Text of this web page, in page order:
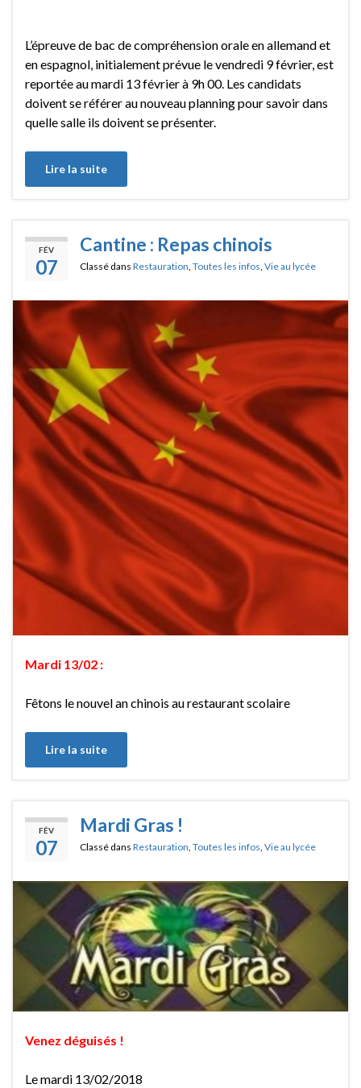
L’épreuve de bac de compréhension orale en allemand et
en espagnol, initialement prévue le vendredi 9 février, est
reportée au mardi 13 février à 9h 00. Les candidats
doivent se référer au nouveau planning pour savoir dans
quelle salle ils doivent se présenter.
Lire la suite
FÉV
07
Cantine : Repas chinois
Classé dans Restauration, Toutes les infos, Vie au lycée
Mardi 13/02 :
Fêtons le nouvel an chinois au restaurant scolaire
Lire la suite
FÉV
07
Mardi Gras !
Classé dans Restauration, Toutes les infos, Vie au lycée
Venez déguisés !
Le mardi 13/02/2018